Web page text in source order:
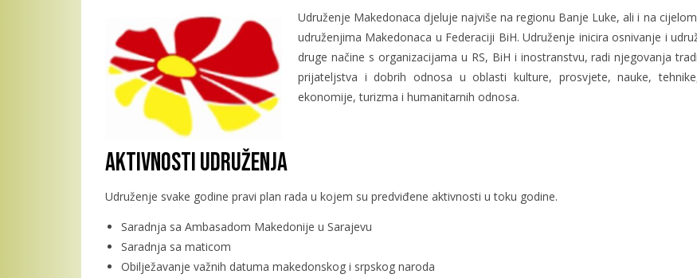
Udruženje Makedonaca djeluje najviše na regionu Banje Luke, ali i na
udruženjima Makedonaca u Federaciji BiH. Udruženje inicira osnivanje i
druge načine s organizacijama u RS, BiH i inostranstvu, radi njegovanja
prijateljstva i dobrih odnosa u oblasti kulture, prosvjete, nauke,
ekonomije, turizma i humanitarnih odnosa.
Aktivnosti Udruženja
Udruženje svake godine pravi plan rada u kojem su predviđene aktivnosti u toku godine.
Saradnja sa Ambasadom Makedonije u Sarajevu
Saradnja sa maticom
Obilježavanje važnih datuma makedonskog i srpskog naroda